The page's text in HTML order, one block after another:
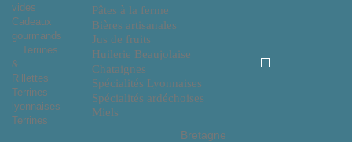
Pâtes à la ferme
Bières artisanales
Jus de fruits
Huilerie Beaujolaise
Chataignes
Spécialités Lyonnaises
Spécialités ardéchoises
Miels
Bretagne
vides
Cadeaux
gourmands
Terrines
&
Rillettes
Terrines
lyonnaises
Terrines